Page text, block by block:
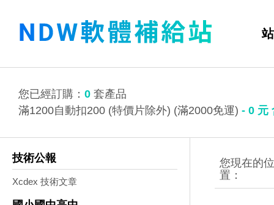
您已經訂購： 0 套產品
滿1200自動扣200 (特價片除外) (滿2000免運) - 0 元
技術公報
Xcdex 技術文章